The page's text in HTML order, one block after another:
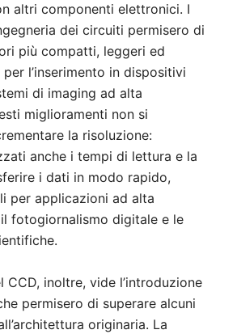
altri componenti elettronici. I
dei circuiti permisero di
più compatti, leggeri ed
l’inserimento in dispositivi
di imaging ad alta
miglioramenti non si
la risoluzione:
anche i tempi di lettura e la
i dati in modo rapido,
per applicazioni ad alta
fotogiornalismo digitale e le
CCD, inoltre, vide l’introduzione
permisero di superare alcuni
originaria. La